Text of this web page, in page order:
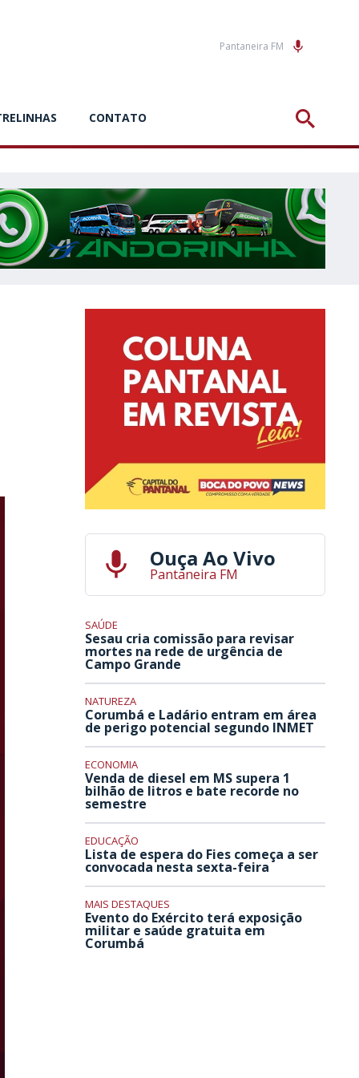
Pantaneira FM
CONTATO
Ouça Ao Vivo
Pantaneira FM
SAÚDE
Sesau cria comissão para revisar
mortes na rede de urgência de
Campo Grande
NATUREZA
Corumbá e Ladário entram em área
de perigo potencial segundo INMET
ECONOMIA
Venda de diesel em MS supera 1
bilhão de litros e bate recorde no
semestre
EDUCAÇÃO
Lista de espera do Fies começa a ser
convocada nesta sexta-feira
MAIS DESTAQUES
Evento do Exército terá exposição
militar e saúde gratuita em
Corumbá